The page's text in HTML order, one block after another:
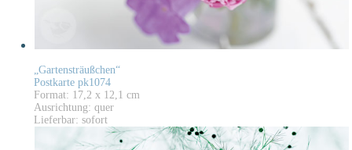
„Gartensträußchen“
Postkarte pk1074
Format: 17,2 x 12,1 cm
Ausrichtung: quer
Lieferbar: sofort